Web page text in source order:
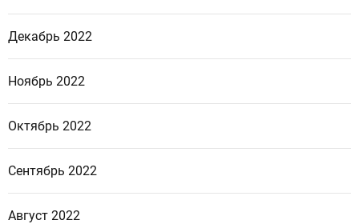
Декабрь 2022
Ноябрь 2022
Октябрь 2022
Сентябрь 2022
Август 2022